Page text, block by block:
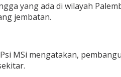
yang ada di wilayah
jembatan.
MSi mengatakan,